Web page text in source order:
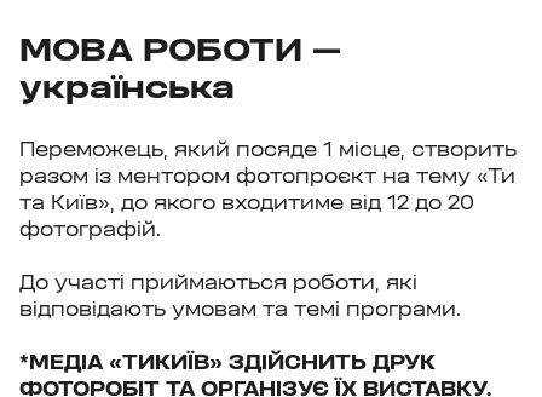
МОВА РОБОТИ —
українська
Переможець, який посяде 1 місце, створить
разом із ментором фотопроєкт на тему «Ти
та Київ», до якого входитиме від 12 до 20
фотографій.
До участі приймаються роботи, які
відповідають умовам та темі програми.
*МЕДІА «ТИКИЇВ» ЗДІЙСНИТЬ ДРУК
ФОТОРОБІТ ТА ОРГАНІЗУЄ ЇХ ВИСТАВКУ.